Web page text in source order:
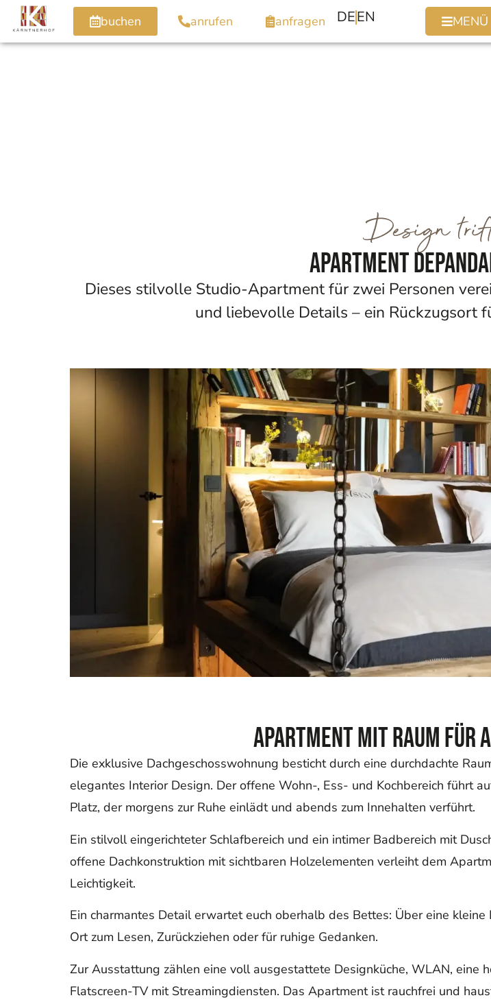
buchen anrufen anfragen DEEN MENÜ
Design
Apartment
Dieses stilvolle Studio-Apartment für zwei Personen
und liebevolle Details – ein Rückzugsort
Apartment mit Raum für
Die exklusive Dachgeschosswohnung besticht durch eine durchdachte
elegantes Interior Design. Der offene Wohn-, Ess- und Kochbereich führt
Platz, der morgens zur Ruhe einlädt und abends zum Innehalten verführt.
Ein stilvoll eingerichteter Schlafbereich und ein intimer Badbereich mit
offene Dachkonstruktion mit sichtbaren Holzelementen verleiht dem
Leichtigkeit.
Ein charmantes Detail erwartet euch oberhalb des Bettes: Über eine
Ort zum Lesen, Zurückziehen oder für ruhige Gedanken.
Zur Ausstattung zählen eine voll ausgestattete Designküche, WLAN, eine
Flatscreen-TV mit Streamingdiensten. Das Apartment ist rauchfrei und